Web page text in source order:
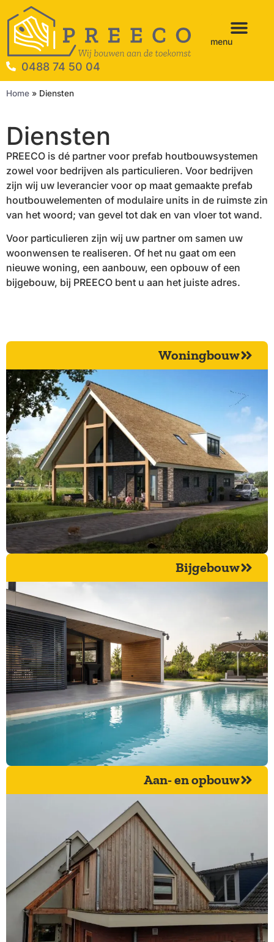
menu
0488 74 50 04
Home » Diensten
Diensten
PREECO is dé partner voor prefab houtbouwsystemen
zowel voor bedrijven als particulieren. Voor bedrijven
zijn wij uw leverancier voor op maat gemaakte prefab
houtbouwelementen of modulaire units in de ruimste zin
van het woord; van gevel tot dak en van vloer tot wand.
Voor particulieren zijn wij uw partner om samen uw
woonwensen te realiseren. Of het nu gaat om een
nieuwe woning, een aanbouw, een opbouw of een
bijgebouw, bij PREECO bent u aan het juiste adres.
Woningbouw
Bijgebouw
Aan- en opbouw